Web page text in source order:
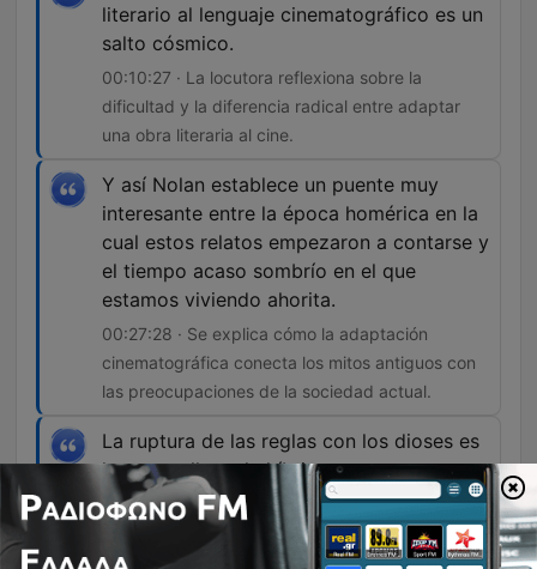
literario al lenguaje cinematográfico es un
salto cósmico.
00:10:27 · La locutora reflexiona sobre la
dificultad y la diferencia radical entre adaptar
una obra literaria al cine.
Y así Nolan establece un puente muy
interesante entre la época homérica en la
cual estos relatos empezaron a contarse y
el tiempo acaso sombrío en el que
estamos viviendo ahorita.
00:27:28 · Se explica cómo la adaptación
cinematográfica conecta los mitos antiguos con
las preocupaciones de la sociedad actual.
La ruptura de las reglas con los dioses es
lo que se llama la híbris.
00:31:22 · El locutor define el concepto
mitológico de la arrogancia o exceso que
desencadena la tragedia.